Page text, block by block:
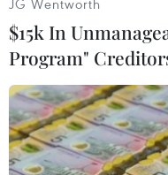
TIN LIÊN QUAN
JG Wentworth
$15k In
Program"